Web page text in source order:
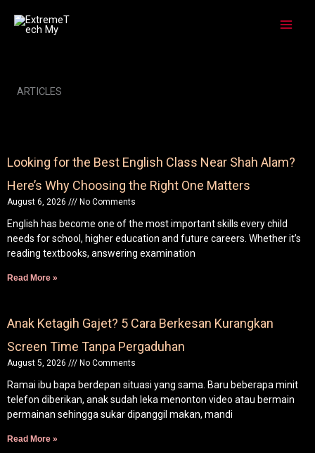
ARTICLES
Looking for the Best English Class Near Shah Alam?
Here’s Why Choosing the Right One Matters
August 6, 2026 No Comments
English has become one of the most important skills every child
needs for school, higher education and future careers. Whether it’s
reading textbooks, answering examination
Read More »
Anak Ketagih Gajet? 5 Cara Berkesan Kurangkan
Screen Time Tanpa Pergaduhan
August 5, 2026 No Comments
Ramai ibu bapa berdepan situasi yang sama. Baru beberapa minit
telefon diberikan, anak sudah leka menonton video atau bermain
permainan sehingga sukar dipanggil makan, mandi
Read More »